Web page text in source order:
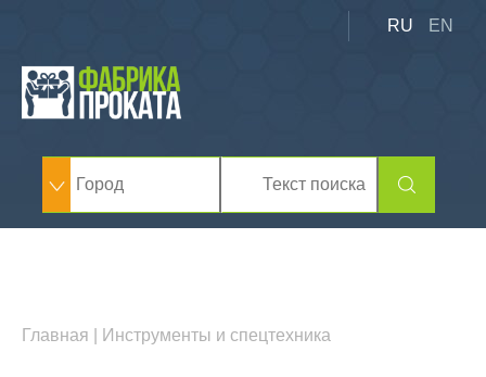
RU EN
Главная Инструменты и спецтехника